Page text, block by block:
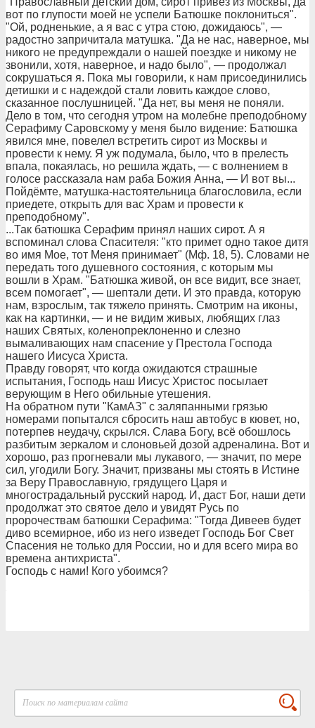
вот по глупости моей не успели Батюшке поклониться".
"Ой, родненькие, а я вас с утра стою, дожидаюсь", —
радостно запричитала матушка. "Да не нас, наверное, мы
никого не предупреждали о нашей поездке и никому не
звонили, хотя, наверное, и надо было", — продолжал
сокрушаться я. Пока мы говорили, к нам присоединились
детишки и с надеждой стали ловить каждое слово,
сказанное послушницей. "Да нет, вы меня не поняли.
Дело в том, что сегодня утром на молебне преподобному
Серафиму Саровскому у меня было видение: Батюшка
явился мне, повелел встретить сирот из Москвы и
провести к нему. Я уж подумала, было, что в прелесть
впала, покаялась, но решила ждать, — с волнением в
голосе рассказала нам раба Божия Анна, — И вот вы...
Пойдёмте, матушка-настоятельница благословила, если
приедете, открыть для вас Храм и провести к
преподобному".
...Так батюшка Серафим принял наших сирот. А я
вспоминал слова Спасителя: "кто примет одно такое дитя
во имя Мое, тот Меня принимает" (Мф. 18, 5). Словами не
передать того душевного состояния, с которым мы
вошли в Храм. "Батюшка живой, он все видит, все знает,
всем помогает", — шептали дети. И это правда, которую
нам, взрослым, так тяжело принять. Смотрим на иконы,
как на картинки, — и не видим живых, любящих глаз
наших Святых, коленопреклоненно и слезно
вымаливающих нам спасение у Престола Господа
нашего Иисуса Христа.
Правду говорят, что когда ожидаются страшные
испытания, Господь наш Иисус Христос посылает
верующим в Него обильные утешения.
На обратном пути "КамАЗ" с заляпанными грязью
номерами попытался сбросить наш автобус в кювет, но,
потерпев неудачу, скрылся. Слава Богу, всё обошлось
разбитым зеркалом и слоновьей дозой адреналина. Вот и
хорошо, раз прогневали мы лукавого, — значит, по мере
сил, угодили Богу. Значит, призваны мы стоять в Истине
за Веру Православную, грядущего Царя и
многострадальный русский народ. И, даст Бог, наши дети
продолжат это святое дело и увидят Русь по
пророчествам батюшки Серафима: "Тогда Дивеев будет
диво всемирное, ибо из него изведет Господь Бог Свет
Спасения не только для России, но и для всего мира во
времена антихриста".
Господь с нами! Кого убоимся?